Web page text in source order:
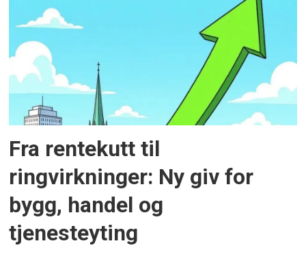
Fra rentekutt til
ringvirkninger: Ny giv for
bygg, handel og
tjenesteyting